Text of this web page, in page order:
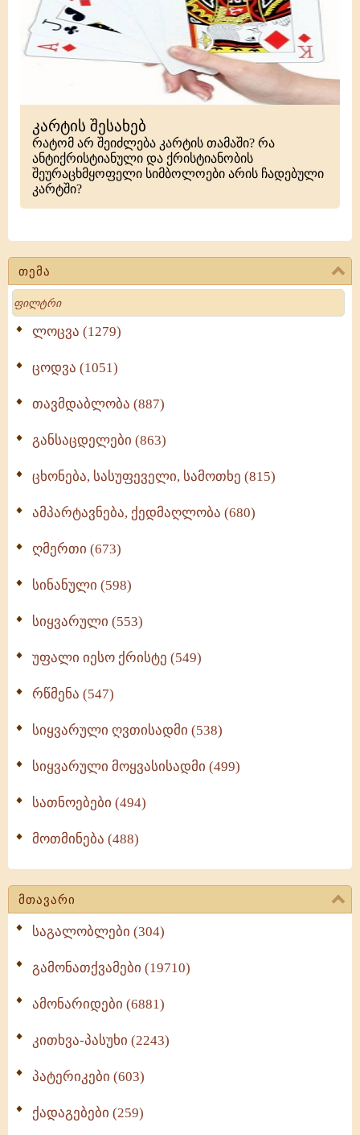
თემა
Search
ლოცვა (1279)
ცოდვა (1051)
თავმდაბლობა (887)
განსაცდელები (863)
ცხონება, სასუფეველი, სამოთხე (815)
ამპარტავნება, ქედმაღლობა (680)
ღმერთი (673)
სინანული (598)
სიყვარული (553)
უფალი იესო ქრისტე (549)
რწმენა (547)
სიყვარული ღვთისადმი (538)
სიყვარული მოყვასისადმი (499)
სათნოებები (494)
მოთმინება (488)
მთავარი
საგალობლები (304)
გამონათქვამები (19710)
ამონარიდები (6881)
კითხვა-პასუხი (2243)
პატერიკები (603)
ქადაგებები (259)
კარტის შესახებ
რატომ არ შეიძლება კარტის თამაში? რა
ანტიქრისტიანული და ქრისტიანობის
შეურაცხმყოფელი სიმბოლოები არის ჩადებული
კარტში?